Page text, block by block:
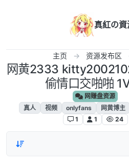
真紅の
主页 资源发布区
网黄2333
偷情口交啪啪
网赚盘资源
真人
视频 onlyfans 网黄博主
1
1 24